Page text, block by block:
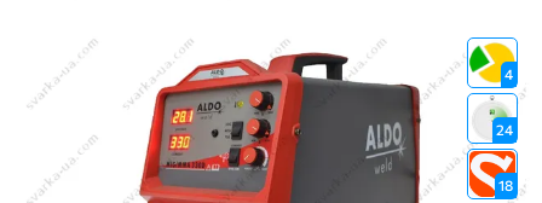
4
24
18